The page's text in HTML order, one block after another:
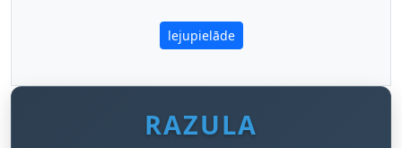
lejupielāde
RAZULA